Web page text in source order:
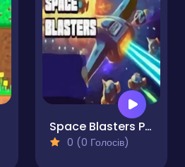
Space Blasters Pro
0 (0 Голосів)